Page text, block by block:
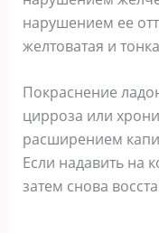
нарушением ее
желтоватая и
Покраснение
цирроза или
расширением
Если надавить на
затем снова